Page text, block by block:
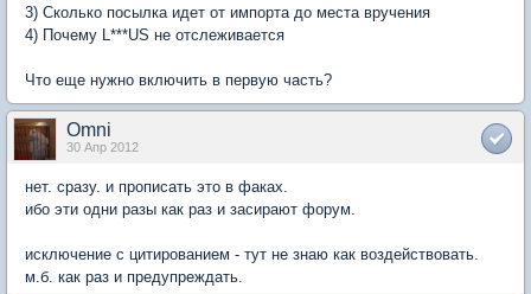
3) Сколько посылка идет от импорта до места вручения
4) Почему L***US не отслеживается
Что еще нужно включить в первую часть?
Omni
30 Апр 2012
нет. сразу. и прописать это в факах.
ибо эти одни разы как раз и засирают форум.
исключение с цитированием - тут не знаю как воздействовать.
м.б. как раз и предупреждать.